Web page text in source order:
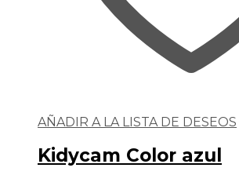
AÑADIR A LA LISTA DE DESEOS
Kidycam Color azul